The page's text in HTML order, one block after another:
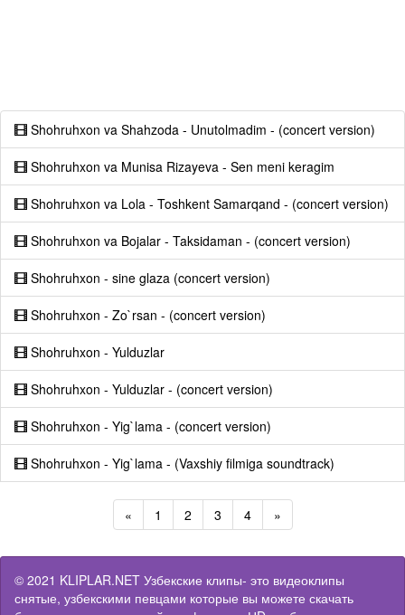
Shohruhxon va Shahzoda - Unutolmadim - (concert version)
Shohruhxon va Munisa Rizayeva - Sen meni keragim
Shohruhxon va Lola - Toshkent Samarqand - (concert version)
Shohruhxon va Bojalar - Taksidaman - (concert version)
Shohruhxon - sine glaza (concert version)
Shohruhxon - Zo`rsan - (concert version)
Shohruhxon - Yulduzlar
Shohruhxon - Yulduzlar - (concert version)
Shohruhxon - Yig`lama - (concert version)
Shohruhxon - Yig`lama - (Vaxshiy filmiga soundtrack)
« 1 2 3 4 »
© 2021 KLIPLAR.NET Узбекские клипы- это видеоклипы
снятые, узбекскими певцами которые вы можете скачать